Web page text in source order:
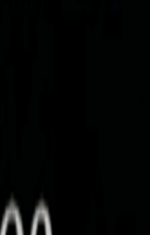
ド・オブ・ファンズを活
ロー